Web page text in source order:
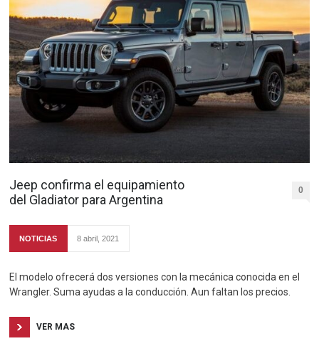
Jeep confirma el equipamiento
del Gladiator para Argentina
0
NOTICIAS 8 abril, 2021
El modelo ofrecerá dos versiones con la mecánica conocida en el
Wrangler. Suma ayudas a la conducción. Aun faltan los precios.
VER MAS